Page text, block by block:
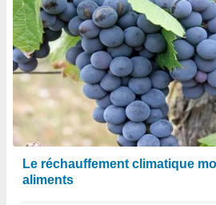
Le réchauffement climatique
aliments